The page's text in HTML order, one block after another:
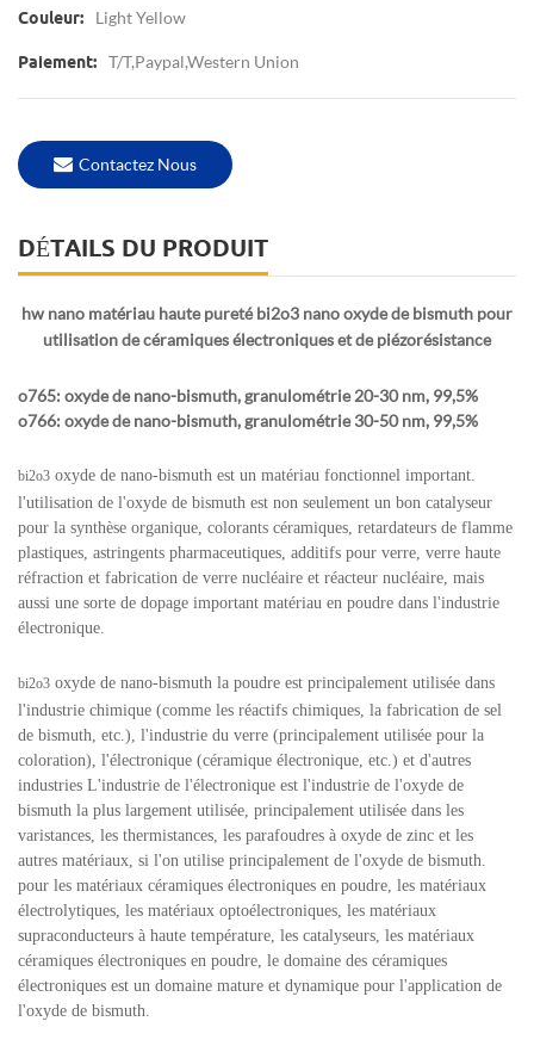
Couleur: Light Yellow
Paiement: T/T,Paypal,western Union
Contactez Nous
DÉTAILS DU PRODUIT
hw nano matériau haute pureté bi2o3 nano oxyde de bismuth pour
utilisation de céramiques électroniques et de piézorésistance
o765: oxyde de nano-bismuth, granulométrie 20-30 nm, 99,5%
o766: oxyde de nano-bismuth, granulométrie 30-50 nm, 99,5%
bi2o3 oxyde de nano-bismuth est un matériau fonctionnel important.
l'utilisation de l'oxyde de bismuth est non seulement un bon catalyseur
pour la synthèse organique, colorants céramiques, retardateurs de flamme
plastiques, astringents pharmaceutiques, additifs pour verre, verre haute
réfraction et fabrication de verre nucléaire et réacteur nucléaire, mais
aussi une sorte de dopage important matériau en poudre dans l'industrie
électronique.
bi2o3 oxyde de nano-bismuth la poudre est principalement utilisée dans
l'industrie chimique (comme les réactifs chimiques, la fabrication de sel
de bismuth, etc.), l'industrie du verre (principalement utilisée pour la
coloration), l'électronique (céramique électronique, etc.) et d'autres
industries L'industrie de l'électronique est l'industrie de l'oxyde de
bismuth la plus largement utilisée, principalement utilisée dans les
varistances, les thermistances, les parafoudres à oxyde de zinc et les
autres matériaux, si l'on utilise principalement de l'oxyde de bismuth.
pour les matériaux céramiques électroniques en poudre, les matériaux
électrolytiques, les matériaux optoélectroniques, les matériaux
supraconducteurs à haute température, les catalyseurs, les matériaux
céramiques électroniques en poudre, le domaine des céramiques
électroniques est un domaine mature et dynamique pour l'application de
l'oxyde de bismuth.